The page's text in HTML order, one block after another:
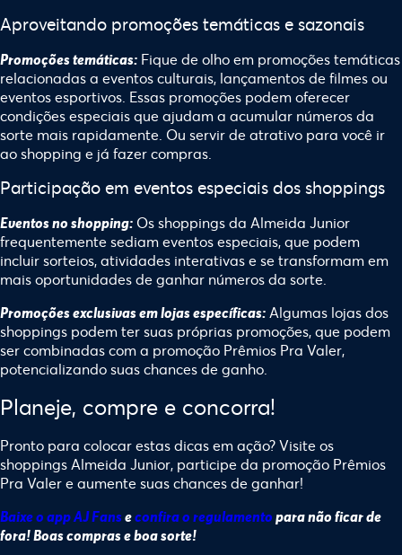
Aproveitando promoções temáticas e sazonais
Promoções temáticas: Fique de olho em promoções temáticas
relacionadas a eventos culturais, lançamentos de filmes ou
eventos esportivos. Essas promoções podem oferecer
condições especiais que ajudam a acumular números da
sorte mais rapidamente. Ou servir de atrativo para você ir
ao shopping e já fazer compras.
Participação em eventos especiais dos shoppings
Eventos no shopping: Osshoppings da Almeida Junior
frequentemente sediam eventos especiais, que podem
incluir sorteios, atividades interativas e se transformam em
mais oportunidades de ganhar números da sorte.
Promoções exclusivas em lojas específicas: Algumas lojas dos
shoppings podem ter suas próprias promoções, que podem
ser combinadas com a promoção Prêmios Pra Valer,
potencializando suas chances de ganho.
Planeje, compre e concorra!
Pronto para colocar estas dicas em ação? Visite os
shoppings Almeida Junior, participe da promoção Prêmios
Pra Valer e aumente suas chances de ganhar!
Baixe o app AJ Fanseconfira o regulamento para não ficar de
fora! Boas compras e boa sorte!